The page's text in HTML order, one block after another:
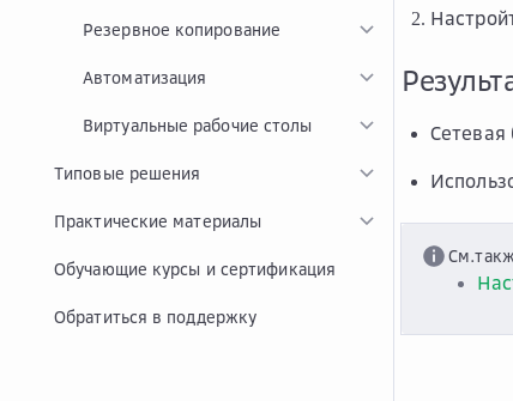
Резервное копирование
Автоматизация
Виртуальные рабочие столы
Типовые решения
Практические материалы
Обучающие курсы и сертификация
Обратиться в поддержку
Сетевая